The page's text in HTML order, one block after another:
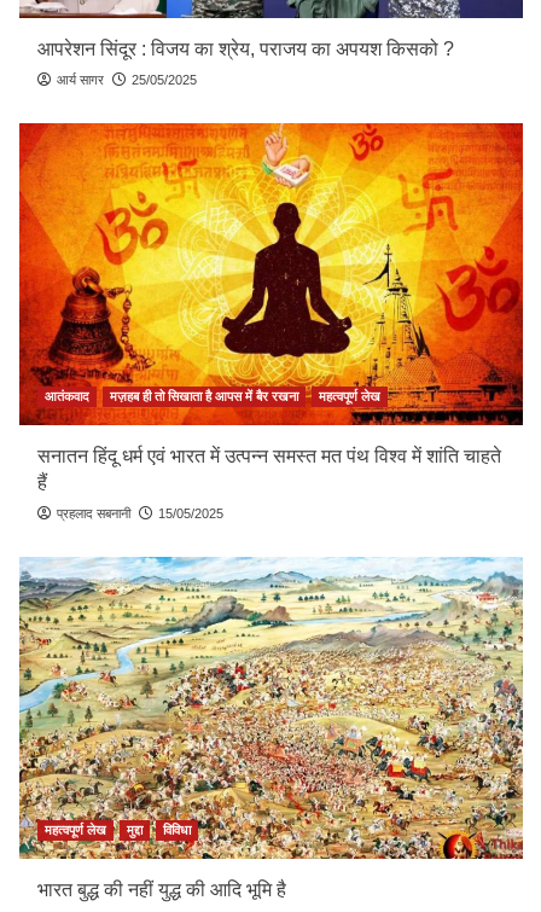
आपरेशन सिंदूर : विजय का श्रेय, पराजय का अपयश किसको ?
आर्य सागर 25/05/2025
आतंकवाद मज़हब ही तो सिखाता है आपस में बैर रखना महत्वपूर्ण लेख
सनातन हिंदू धर्म एवं भारत में उत्पन्न समस्त मत पंथ विश्व में शांति चाहते
हैं
प्रहलाद सबनानी 15/05/2025
महत्वपूर्ण लेख मुद्दा विविधा
भारत बुद्ध की नहीं युद्ध की आदि भूमि है